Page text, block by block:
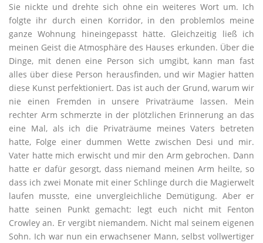
Sie nickte und drehte sich ohne ein weiteres Wort um. Ich
folgte ihr durch einen Korridor, in den problemlos meine
ganze Wohnung hineingepasst hätte. Gleichzeitig ließ ich
meinen Geist die Atmosphäre des Hauses erkunden. Über die
Dinge, mit denen eine Person sich umgibt, kann man fast
alles über diese Person herausfinden, und wir Magier hatten
diese Kunst perfektioniert. Das ist auch der Grund, warum wir
nie einen Fremden in unsere Privaträume lassen. Mein
rechter Arm schmerzte in der plötzlichen Erinnerung an das
eine Mal, als ich die Privaträume meines Vaters betreten
hatte, Folge einer dummen Wette zwischen Desi und mir.
Vater hatte mich erwischt und mir den Arm gebrochen. Dann
hatte er dafür gesorgt, dass niemand meinen Arm heilte, so
dass ich zwei Monate mit einer Schlinge durch die Magierwelt
laufen musste, eine unvergleichliche Demütigung. Aber er
hatte seinen Punkt gemacht: legt euch nicht mit Fenton
Crowley an. Er vergibt niemandem. Nicht mal seinem eigenen
Sohn. Ich war nun ein erwachsener Mann, selbst vollwertiger